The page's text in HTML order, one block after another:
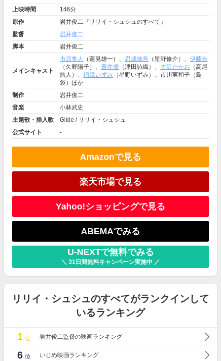
上映時間
146分
原作
岩井俊二『リリイ・シュシュのすべて』
監督
岩井俊二
脚本
岩井俊二
メインキャスト
市原隼人 （蓮見雄一）、 忍成修吾 （星野修介）、 伊藤歩
（久野陽子）、 蒼井優 （津田詩織）、 大沢たかお （高尾
旅人）、 稲森いずみ （星野いずみ）、市川実和子（島
袋）ほか
制作
岩井俊二
音楽
小林武史
主題歌・挿入歌
Glide / リリイ・シュシュ
公式サイト
-
Amazonで見る
楽天市場で見る
Yahoo!ショッピングで見る
ABEMAでみる
U-NEXTで無料でみる
＼ 31日間無料キャンペーン実施中 ／
リリイ・シュシュのすべてがランクインして
いるランキング
1 位 岩井俊二監督の映画ランキング
6 位 いじめ映画ランキング